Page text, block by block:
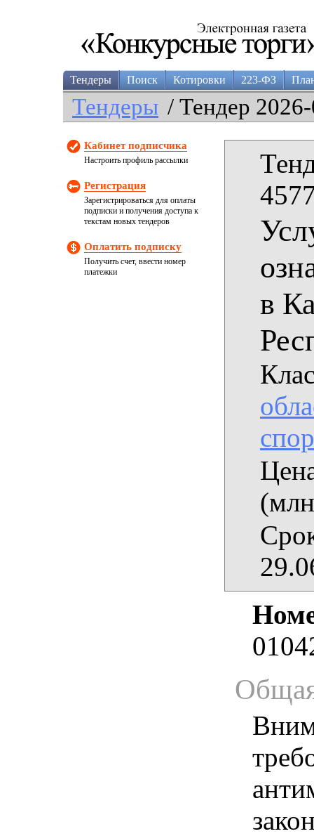
Тендеры Поиск Котировки 223-ФЗ
Тендеры / Тендер
Кабинет подписчика
Настроить профиль рассылки
Регистрация
Зарегистрироваться для оплаты
подписки и получения доступа к
текстам новых тендеров
Оплатить подписку
Получить счет, ввести номер
платежки
в